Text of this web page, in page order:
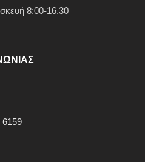
8:00-16.30
6159